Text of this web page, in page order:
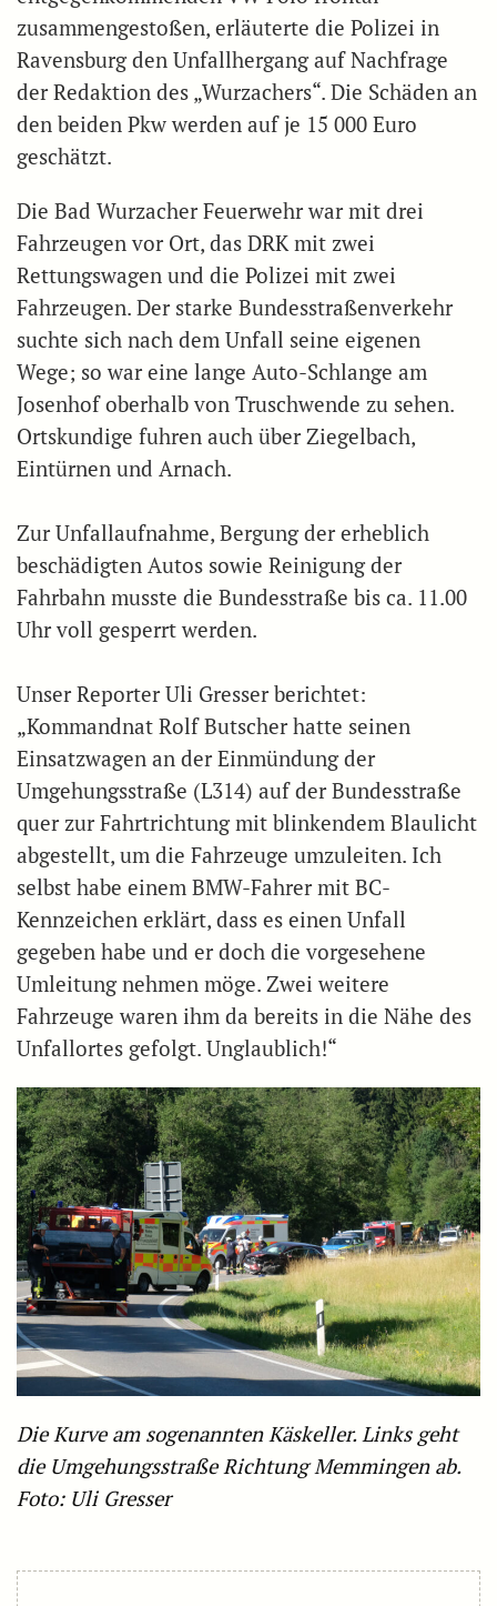
zusammengestoßen, erläuterte die Polizei in
Ravensburg den Unfallhergang auf Nachfrage
der Redaktion des „Wurzachers“. Die Schäden an
den beiden Pkw werden auf je 15 000 Euro
geschätzt.
Die Bad Wurzacher Feuerwehr war mit drei
Fahrzeugen vor Ort, das DRK mit zwei
Rettungswagen und die Polizei mit zwei
Fahrzeugen. Der starke Bundesstraßenverkehr
suchte sich nach dem Unfall seine eigenen
Wege; so war eine lange Auto-Schlange am
Josenhof oberhalb von Truschwende zu sehen.
Ortskundige fuhren auch über Ziegelbach,
Eintürnen und Arnach.
Zur Unfallaufnahme, Bergung der erheblich
beschädigten Autos sowie Reinigung der
Fahrbahn musste die Bundesstraße bis ca. 11.00
Uhr voll gesperrt werden.
Unser Reporter Uli Gresser berichtet:
„Kommandnat Rolf Butscher hatte seinen
Einsatzwagen an der Einmündung der
Umgehungsstraße (L314) auf der Bundesstraße
quer zur Fahrtrichtung mit blinkendem Blaulicht
abgestellt, um die Fahrzeuge umzuleiten. Ich
selbst habe einem BMW-Fahrer mit BC-
Kennzeichen erklärt, dass es einen Unfall
gegeben habe und er doch die vorgesehene
Umleitung nehmen möge. Zwei weitere
Fahrzeuge waren ihm da bereits in die Nähe des
Unfallortes gefolgt. Unglaublich!“
Die Kurve am sogenannten Käskeller. Links geht
die Umgehungsstraße Richtung Memmingen ab.
Foto: Uli Gresser